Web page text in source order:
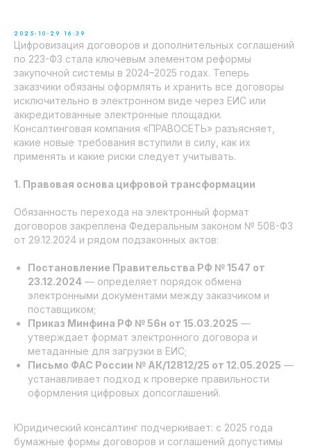
2025-10-29 16:39
Цифровизация договоров и дополнительных соглашений
по 223-ФЗ стала ключевым элементом реформы
закупочной системы в 2024–2025 годах. Теперь
заказчики обязаны оформлять и хранить все договоры
исключительно в электронном виде через ЕИС или
аккредитованные электронные площадки.
Консалтинговая компания «ПРАВОСЕТЬ» разъясняет,
какие новые требования вступили в силу, как их
применять и какие риски следует учитывать.
1. Правовая основа цифровой трансформации
Обязанность перехода на электронный формат
договоров закреплена Федеральным законом № 508-ФЗ
от 29.12.2024 и рядом подзаконных актов:
Постановление Правительства РФ № 1547 от
23.12.2024 — определяет порядок обмена
электронными документами между заказчиком и
поставщиком;
Приказ Минфина РФ № 56н от 15.03.2025 —
утверждает формат электронного договора и
метаданные для загрузки в ЕИС;
Письмо ФАС России № АК/12812/25 от 12.05.2025 —
устанавливает подход к проверке правильности
оформления цифровых допсоглашений.
Юридический консалтинг подчеркивает: с 2025 года
бумажные формы договоров и соглашений допустимы